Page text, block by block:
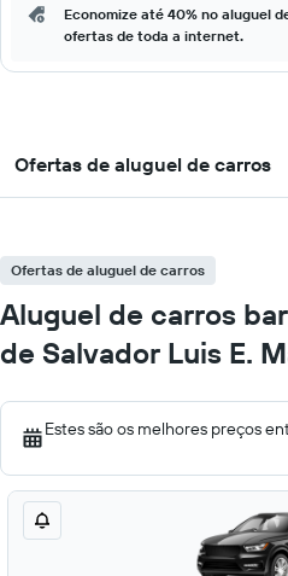
Economize até 40% no aluguel
ofertas de toda a internet.
Ofertas de aluguel de carros
Ofertas de aluguel de carros
Aluguel de carros
de Salvador Luis E.
Estes são os melhores preços